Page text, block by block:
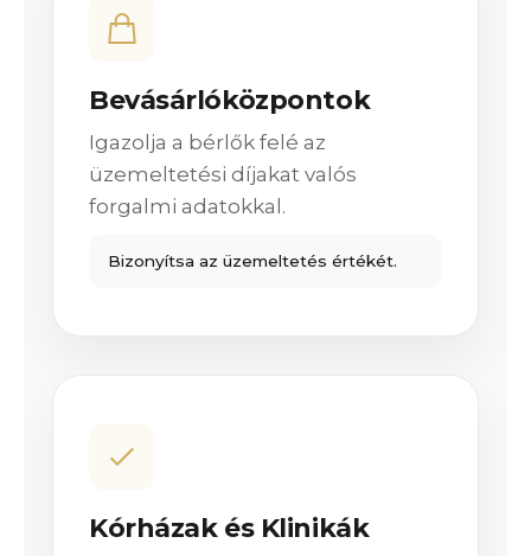
Bevásárlóközpontok
Igazolja a bérlők felé az
üzemeltetési díjakat valós
forgalmi adatokkal.
Bizonyítsa az üzemeltetés értékét.
Kórházak és Klinikák